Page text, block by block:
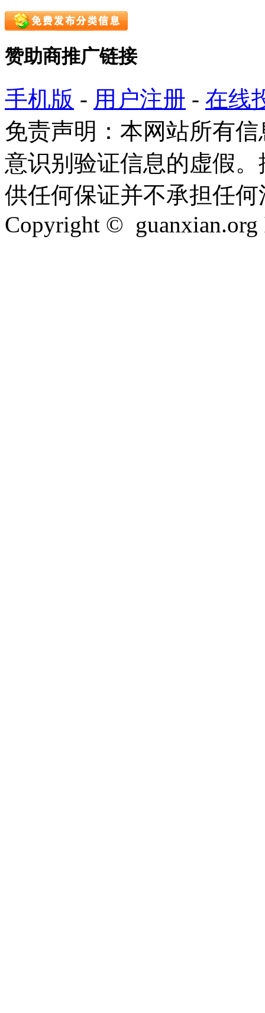
赞助商推广链接
手机版 - 用户注册 - 在线
免责声明：本网站所有
意识别验证信息的虚假
供任何保证并不承担任
Copyright © guanxian.org